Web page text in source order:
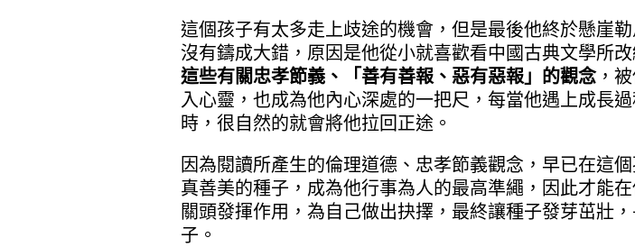
這個孩子有太多走上歧途的機會，但是最後他終於懸崖勒
沒有鑄成大錯，原因是他從小就喜歡看中國古典文學所改
這些有關忠孝節義、「善有善報、惡有惡報」的觀念，
入心靈，也成為他內心深處的一把尺，每當他遇上成長
時，很自然的就會將他拉回正途。
因為閱讀所產生的倫理道德、忠孝節義觀念，早已在這
真善美的種子，成為他行事為人的最高準繩，因此才能
關頭發揮作用，為自己做出抉擇，最終讓種子發芽茁壯
子。